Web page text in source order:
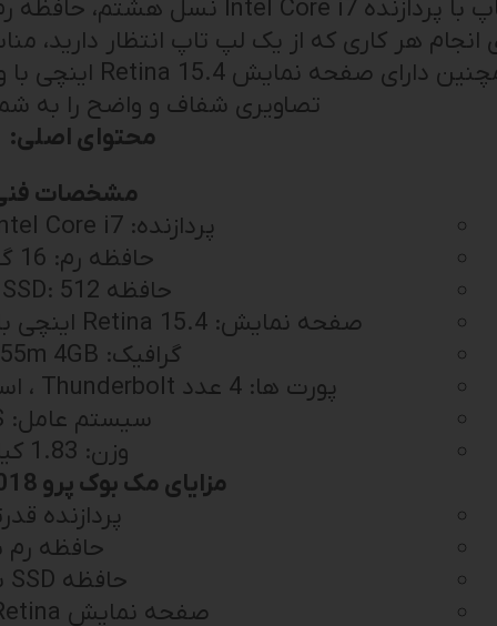
تصاویری شفاف و واضح را به
محتوای اصلی:
مشخصات
پردازنده: Intel Core i7 نسل هشتم
حافظه رم: 16 گیگابایت
حافظه SSD: 512 گیگابایت
صفحه نمایش: Retina 15.4 اینچی با وضوح 2880 * 1800 پیکسل
گرافیک: Radeon 555m 4GB
پورت ها: 4 عدد Thunderbolt ، اسلات کارت SD، جک هدفون
سیستم عامل: macOS
وزن: 1.83 کیلوگرم
مزایای مک بوک پرو A1990 2018:
پردازنده
حافظه رم
حافظه SSD سریع
صفحه نمایش Retina با وضوح بالا